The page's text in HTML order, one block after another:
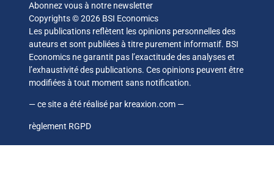
Abonnez vous à notre newsletter
Copyrights © 2026 BSI Economics
Les publications reflètent les opinions personnelles des
auteurs et sont publiées à titre purement informatif. BSI
Economics ne garantit pas l’exactitude des analyses et
l’exhaustivité des publications. Ces opinions peuvent être
modifiées à tout moment sans notification.
— ce site a été réalisé par kreaxion.com —
règlement RGPD